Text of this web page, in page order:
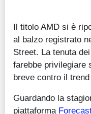
Il titolo AMD si è
al balzo registrato
Street. La tenuta
farebbe privilegiare
breve contro il
Guardando la
piattaforma